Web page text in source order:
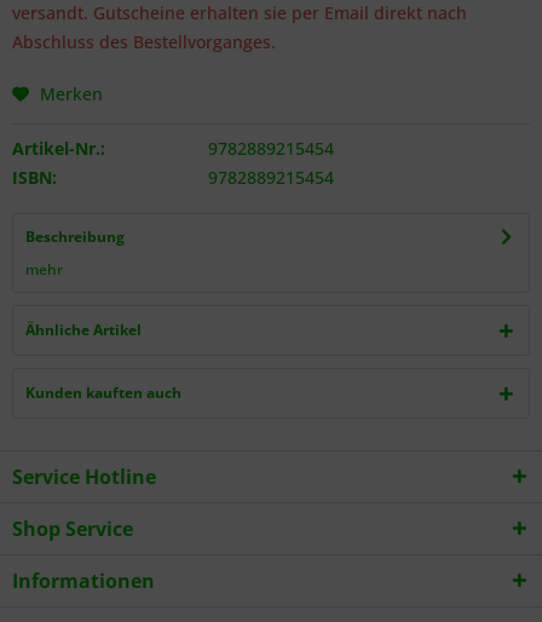
versandt. Gutscheine erhalten sie per Email direkt nach
Abschluss des Bestellvorganges.
Merken
Artikel-Nr.:
9782889215454
ISBN:
9782889215454
Beschreibung
mehr
Ähnliche Artikel
Kunden kauften auch
Service Hotline
Shop Service
Informationen